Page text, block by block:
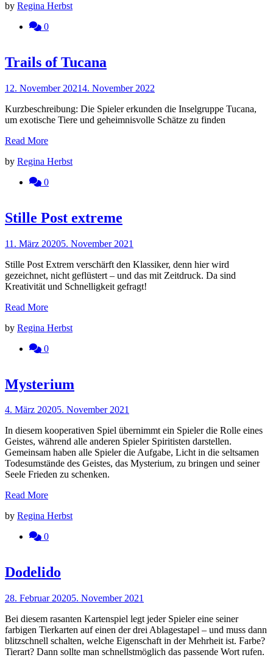
by Regina Herbst
0
Trails of Tucana
12. November 20214. November 2022
Kurzbeschreibung: Die Spieler erkunden die Inselgruppe Tucana,
um exotische Tiere und geheimnisvolle Schätze zu finden
Read More
by Regina Herbst
0
Stille Post extreme
11. März 20205. November 2021
Stille Post Extrem verschärft den Klassiker, denn hier wird
gezeichnet, nicht geflüstert – und das mit Zeitdruck. Da sind
Kreativität und Schnelligkeit gefragt!
Read More
by Regina Herbst
0
Mysterium
4. März 20205. November 2021
In diesem kooperativen Spiel übernimmt ein Spieler die Rolle eines
Geistes, während alle anderen Spieler Spiritisten darstellen.
Gemeinsam haben alle Spieler die Aufgabe, Licht in die seltsamen
Todesumstände des Geistes, das Mysterium, zu bringen und seiner
Seele Frieden zu schenken.
Read More
by Regina Herbst
0
Dodelido
28. Februar 20205. November 2021
Bei diesem rasanten Kartenspiel legt jeder Spieler eine seiner
farbigen Tierkarten auf einen der drei Ablagestapel – und muss dann
blitzschnell schalten, welche Eigenschaft in der Mehrheit ist. Farbe?
Tierart? Dann sollte man schnellstmöglich das passende Wort rufen.